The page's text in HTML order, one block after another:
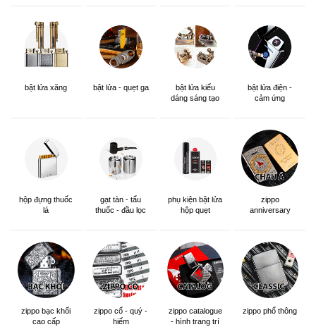
bật lửa xăng bật lửa - quẹt ga
bật lửa kiểu
dáng sáng tạo
bật lửa điện -
cảm ứng
hộp đựng thuốc
lá
gạt tàn - tẩu
thuốc - đầu lọc
phụ kiện bật lửa
hộp quẹt
zippo
anniversary
zippo bạc khối
cao cấp
zippo cổ - quý -
hiếm
zippo catalogue
- hình trang trí
zippo phổ thông